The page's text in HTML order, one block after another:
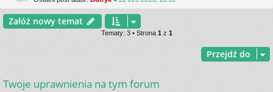
Załóż nowy temat
Tematy: 3 • Strona 1z 1
Przejdź do
Twoje uprawnienia na tym forum